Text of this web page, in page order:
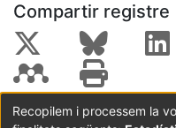
Compartir registre
Recopilem i processem la